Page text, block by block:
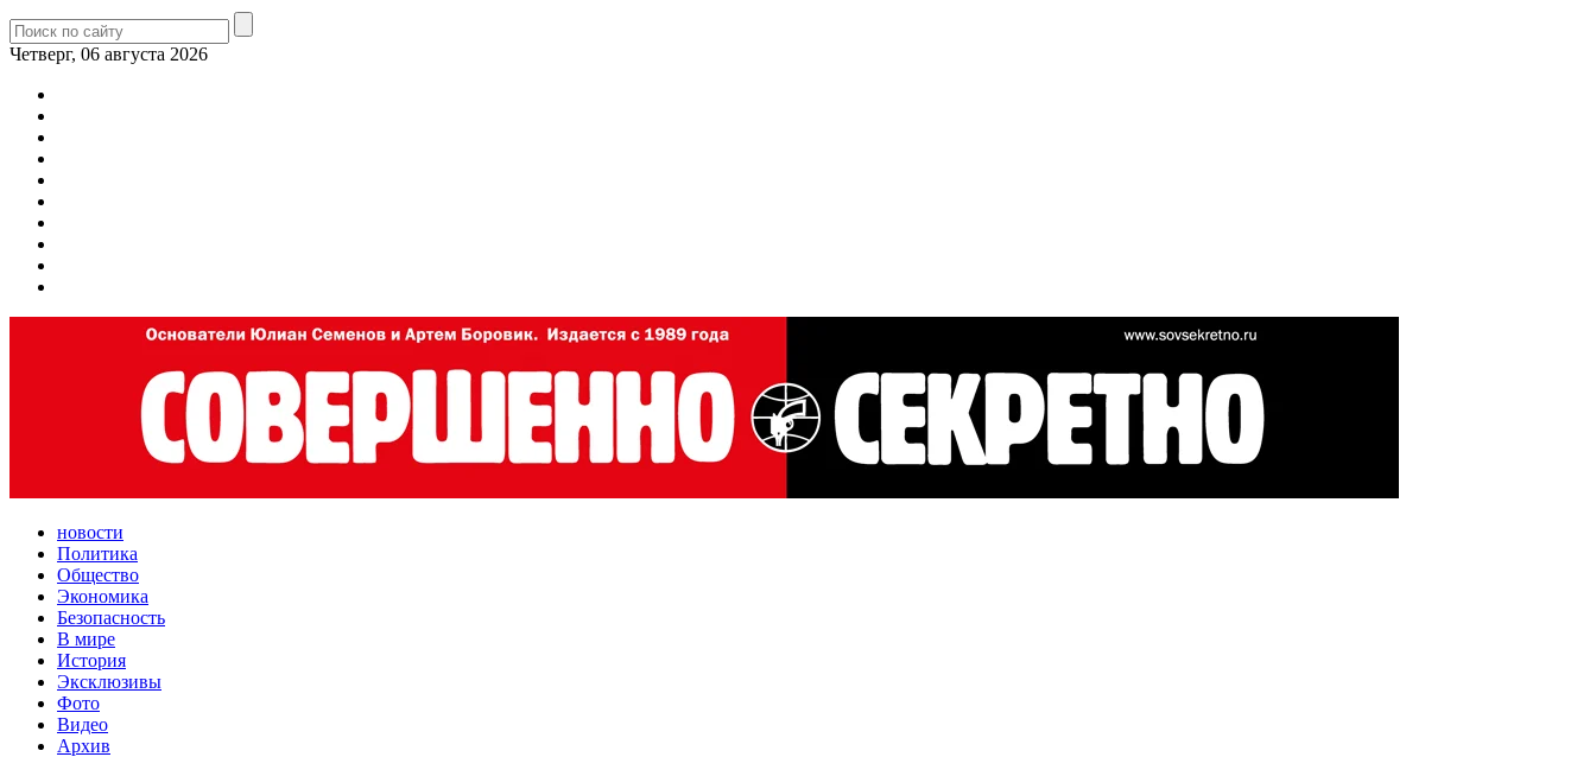
Четверг, 06 августа 2026
новости
Политика
Общество
Экономика
Безопасность
В мире
История
Эксклюзивы
Фото
Видео
Архив